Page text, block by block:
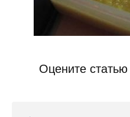
Оцените статью